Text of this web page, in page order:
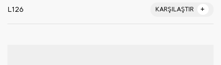
L126 KARŞILAŞTIR